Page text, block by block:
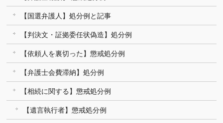
【国選弁護人】処分例と記事
【判決文・証拠委任状偽造】処分例
【依頼人を裏切った】懲戒処分例
【弁護士会費滞納】処分例
【相続に関する】懲戒処分例
【遺言執行者】懲戒処分例